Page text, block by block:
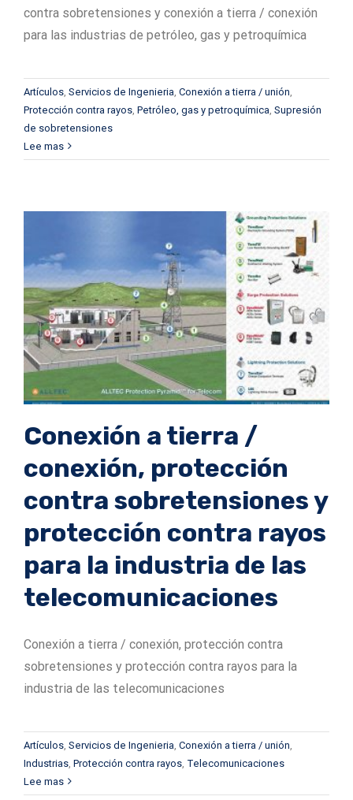
contra sobretensiones y conexión a tierra / conexión
para las industrias de petróleo, gas y petroquímica
Artículos Servicios de Ingenieria Conexión a tierra / unión
Protección contra rayos Petróleo, gas y petroquímica Supresión
de sobretensiones
Lee mas
Conexión a tierra /
conexión, protección
contra sobretensiones y
protección contra rayos
para la industria de las
telecomunicaciones
Conexión a tierra / conexión, protección contra
sobretensiones y protección contra rayos para la
industria de las telecomunicaciones
Artículos Servicios de Ingenieria Conexión a tierra / unión
Industrias Protección contra rayos Telecomunicaciones
Lee mas